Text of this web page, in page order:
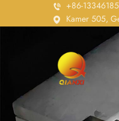
+86-
Kamer 505,